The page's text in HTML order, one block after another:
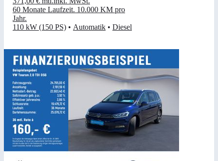
60 Monate Laufzeit. 10.000 KM pro
Jahr.
110 kW (150 PS) • Automatik • Diesel